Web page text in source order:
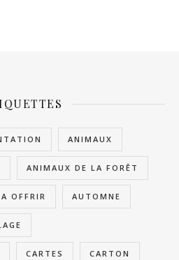
ANIMAUX
ANIMAUX DE LA FORÊT
A OFFRIR AUTOMNE
CARTES CARTON